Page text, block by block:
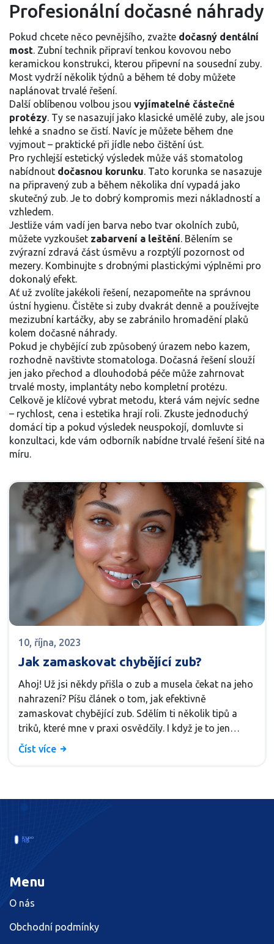
Profesionální dočasné náhrady
Pokud chcete něco pevnějšího, zvažte dočasný dentální
most. Zubní technik připraví tenkou kovovou nebo
keramickou konstrukci, kterou připevní na sousední zuby.
Most vydrží několik týdnů a během té doby můžete
naplánovat trvalé řešení.
Další oblíbenou volbou jsou vyjímatelné částečné
protézy. Ty se nasazují jako klasické umělé zuby, ale jsou
lehké a snadno se čistí. Navíc je můžete během dne
vyjmout – praktické při jídle nebo čištění úst.
Pro rychlejší estetický výsledek může váš stomatolog
nabídnout dočasnou korunku. Tato korunka se nasazuje
na připravený zub a během několika dní vypadá jako
skutečný zub. Je to dobrý kompromis mezi nákladností a
vzhledem.
Jestliže vám vadí jen barva nebo tvar okolních zubů,
můžete vyzkoušet zabarvení a leštění. Bělením se
zvýrazní zdravá část úsměvu a rozptýlí pozornost od
mezery. Kombinujte s drobnými plastickými výplněmi pro
dokonalý efekt.
Ať už zvolíte jakékoli řešení, nezapomeňte na správnou
ústní hygienu. Čistěte si zuby dvakrát denně a používejte
mezizubní kartáčky, aby se zabránilo hromadění plaků
kolem dočasné náhrady.
Pokud je chybějící zub způsobený úrazem nebo kazem,
rozhodně navštivte stomatologa. Dočasná řešení slouží
jen jako přechod a dlouhodobá péče může zahrnovat
trvalé mosty, implantáty nebo kompletní protézu.
Celkově je klíčové vybrat metodu, která vám nejvíc sedne
– rychlost, cena i estetika hrají roli. Zkuste jednoduchý
domácí tip a pokud výsledek neuspokojí, domluvte si
konzultaci, kde vám odborník nabídne trvalé řešení šité na
míru.
10, října, 2023
Jak zamaskovat chybějící zub?
Ahoj! Už jsi někdy přišla o zub a musela čekat na jeho
nahrazení? Píšu článek o tom, jak efektivně
zamaskovat chybějící zub. Sdělím ti několik tipů a
triků, které mne v praxi osvědčily. I když je to jen
dočasné řešení, pomůže ti to cítit se lépe a získat zpět
Číst více
Menu
O nás
Obchodní podmínky